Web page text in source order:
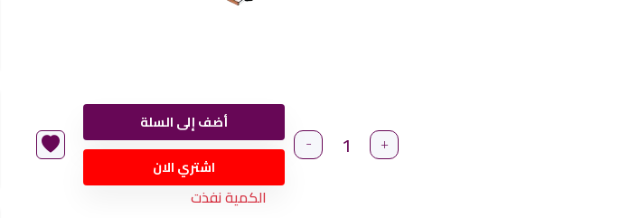
- +
أضف إلى السلة
اشتري الان
الكمية نفذت